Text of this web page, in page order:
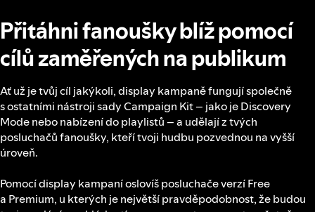
Přitáhni fanoušky blíž pomocí
cílů zaměřených na publikum
Ať už je tvůj cíl jakýkoli, display kampaně fungují společně
s ostatními nástroji sady Campaign Kit – jako je Discovery
Mode nebo nabízení do playlistů – a udělají z tvých
posluchačů fanoušky, kteří tvoji hudbu pozvednou na vyšší
úroveň.
Pomocí display kampaní oslovíš posluchače verzí Free
a Premium, u kterých je největší pravděpodobnost, že budou